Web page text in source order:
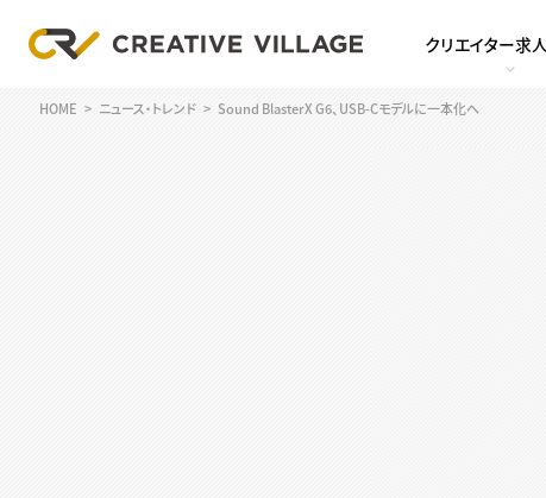
クリエイター求
HOME ニュース・トレンド Sound BlasterX G6、USB-Cモデルに一本化へ